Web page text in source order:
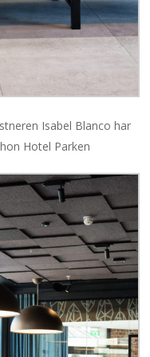
Isabel Blanco har
Hotel Parken